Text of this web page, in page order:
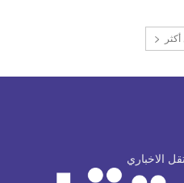
الاخباري